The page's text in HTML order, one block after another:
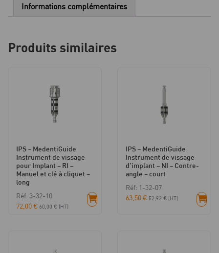
Implant
-
-
Contre-
Informations complémentaires
Produits similaires
IPS – MedentiGuide
Instrument de vissage
pour Implant – RI –
Manuel et clé à cliquet –
long
Réf: 3-32-10
72,00€ 60,00 € (HT)
IPS – MedentiGuide
Instrument de vissage
d’implant – NI – Contre-
angle – court
Réf: 1-32-07
63,50€ 52,92 € (HT)